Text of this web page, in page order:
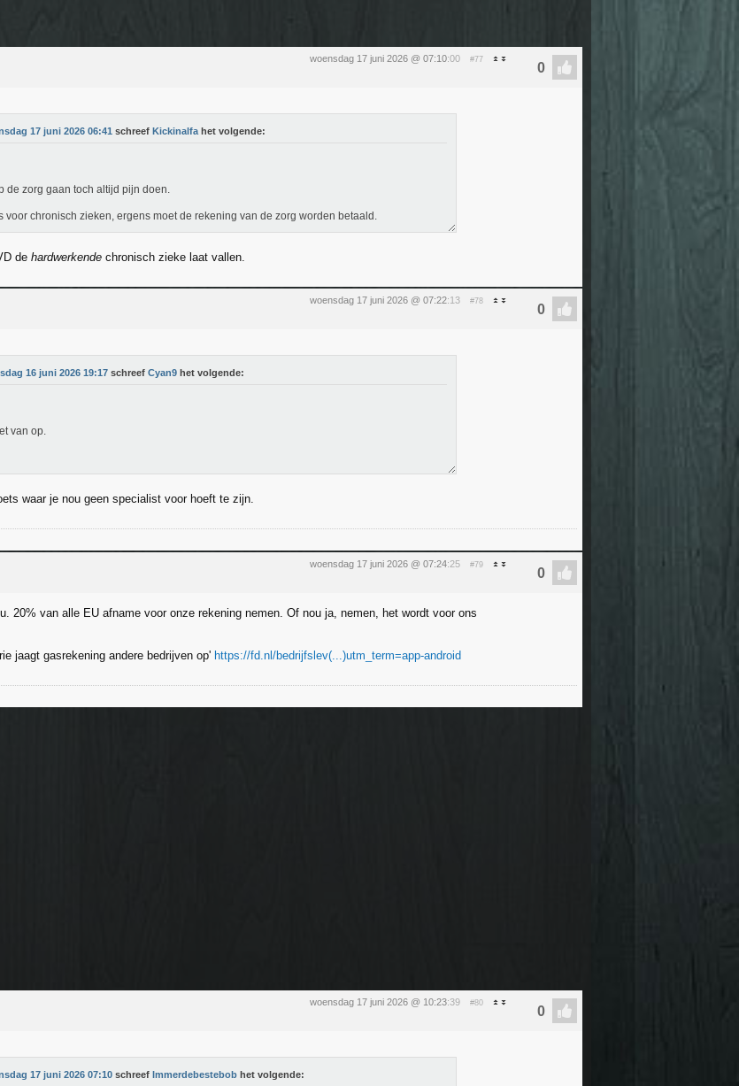
woensdag 17 juni 2026 @ 07:10:00 #77
17 juni 2026 06:41 schreef Kickinalfa het volgende:
de zorg gaan toch altijd pijn doen.
voor chronisch zieken, ergens moet de rekening van de zorg worden betaald.
de hardwerkende chronisch zieke laat vallen.
woensdag 17 juni 2026 @ 07:22:13 #78
16 juni 2026 19:17 schreef Cyan9 het volgende:
van op.
waar je nou geen specialist voor hoeft te zijn.
woensdag 17 juni 2026 @ 07:24:25 #79
20% van alle EU afname voor onze rekening nemen. Of nou ja, nemen, het wordt voor ons
jaagt gasrekening andere bedrijven op' https://fd.nl/bedrijfslev(...)utm_term=app-android
woensdag 17 juni 2026 @ 10:23:39 #80
17 juni 2026 07:10 schreef Immerdebestebob het volgende: